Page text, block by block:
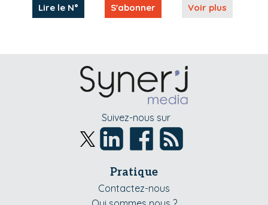
Lire le N° S'abonner Voir plus
Suivez-nous sur
Pratique
Contactez-nous